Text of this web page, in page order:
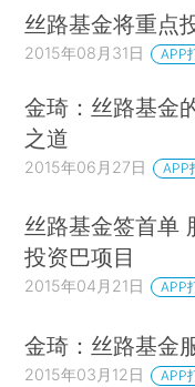
丝路基金将重点
2015年08月31日 APP
金琦：丝路基金
之道
2015年06月27日 APP
丝路基金签首单
投资巴项目
2015年04月21日 APP
金琦：丝路基金
2015年03月12日 APP